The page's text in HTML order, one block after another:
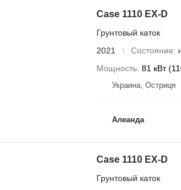
Case 1110 EX-D
Грунтовый каток
2021
Состояние
Мощность 81 кВт
Украина, Остриця
Алеанда
Case 1110 EX-D
Грунтовый каток